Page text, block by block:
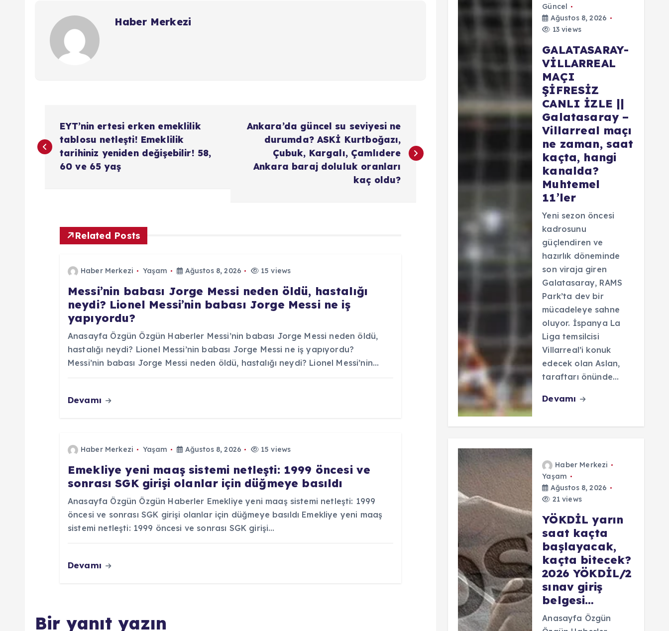
Haber Merkezi
a
EYT’nin ertesi erken emeklilik
tablosu netleşti! Emeklilik
tarihiniz yeniden değişebilir! 58,
60 ve 65 yaş
Ankara’da güncel su seviyesi ne
durumda? ASKİ Kurtboğazı,
Çubuk, Kargalı, Çamlıdere
Ankara baraj doluluk oranları
kaç oldu?
Related Posts
Haber Merkezi Yaşam Ağustos 8, 2026 15 views
Messi’nin babası Jorge Messi neden öldü, hastalığı
neydi? Lionel Messi’nin babası Jorge Messi ne iş
yapıyordu?
Anasayfa Özgün Özgün Haberler Messi’nin babası Jorge Messi neden öldü,
hastalığı neydi? Lionel Messi’nin babası Jorge Messi ne iş yapıyordu?
Messi’nin babası Jorge Messi neden öldü, hastalığı neydi? Lionel Messi’nin…
Devamı
Haber Merkezi Yaşam Ağustos 8, 2026 15 views
Emekliye yeni maaş sistemi netleşti: 1999 öncesi ve
sonrası SGK girişi olanlar için düğmeye basıldı
Anasayfa Özgün Özgün Haberler Emekliye yeni maaş sistemi netleşti: 1999
öncesi ve sonrası SGK girişi olanlar için düğmeye basıldı Emekliye yeni maaş
sistemi netleşti: 1999 öncesi ve sonrası SGK girişi…
Devamı
Bir yanıt yazın
Güncel
Ağustos 8, 2026
13 views
GALATASARAY-
VİLLARREAL
MAÇI
ŞİFRESİZ
CANLI İZLE ||
Galatasaray –
Villarreal maçı
ne zaman, saat
kaçta, hangi
kanalda?
Muhtemel
11’ler
Yeni sezon öncesi
kadrosunu
güçlendiren ve
hazırlık döneminde
son viraja giren
Galatasaray, RAMS
Park’ta dev bir
mücadeleye sahne
oluyor. İspanya La
Liga temsilcisi
Villarreal’i konuk
edecek olan Aslan,
taraftarı önünde…
Devamı
Haber Merkezi
Yaşam
Ağustos 8, 2026
21 views
YÖKDİL yarın
saat kaçta
başlayacak,
kaçta bitecek?
2026 YÖKDİL/2
sınav giriş
belgesi…
Anasayfa Özgün